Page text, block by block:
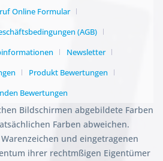
Online Formular
(AGB)
Newsletter
Produkt Bewertungen
Bewertungen
Bildschirmen abgebildete Farben
Farben abweichen.
und eingetragenen
ihrer rechtmßigen Eigentümer